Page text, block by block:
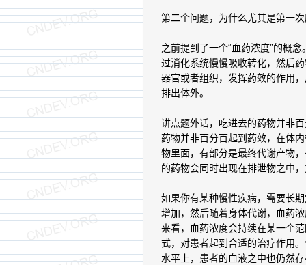
第二个问题，为什么尤其是第一
之前提到了一个“血药浓度”的概
过消化系统慢慢吸收转化，然后
器官或者组织，发挥药效的作用
排出体外。
讲点题外话，吃进去的药物并非
药物并非百分百起到药效，在体
物里面，有部分是最终代谢产物
的药物会同时出现在排泄物之中
如果你有某种慢性疾病，需要长
增加，然后随着身体代谢，血药
来看，血药浓度会持续在某一个
式，对患者起到合适的治疗作用
水平上，患者的血液之中也仍然